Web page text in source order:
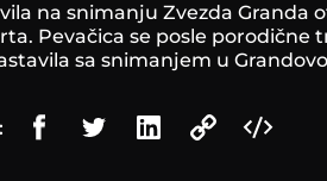
na snimanju Zvezda Granda
Pevačica se posle porodične
sa snimanjem u